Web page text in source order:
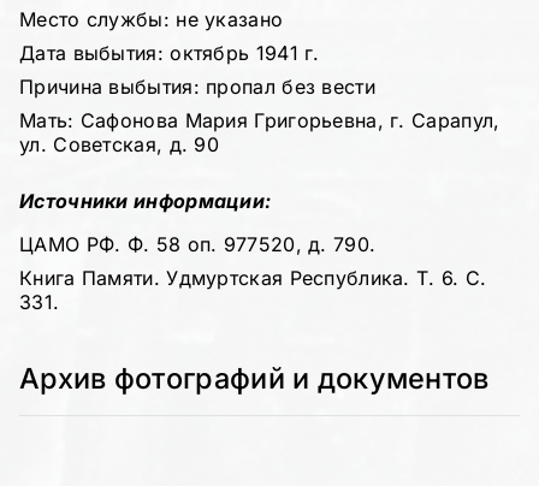
Место службы: не указано
Дата выбытия: октябрь 1941 г.
Причина выбытия: пропал без вести
Мать: Сафонова Мария Григорьевна, г. Сарапул,
ул. Советская, д. 90
Источники информации:
ЦАМО РФ. Ф. 58 оп. 977520, д. 790.
Книга Памяти. Удмуртская Республика. Т. 6. С.
331.
Архив фотографий и документов